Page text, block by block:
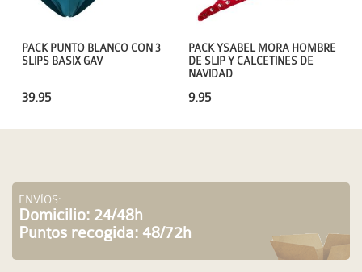
PACK YSABEL MORA HOMBRE
DE SLIP Y CALCETINES DE
NAVIDAD
9.95
PACK PUNTO BLANCO CON 3
SLIPS BASIX GAV
39.95
ENVÍOS:
Domicilio: 24/48h
Puntos recogida: 48/72h